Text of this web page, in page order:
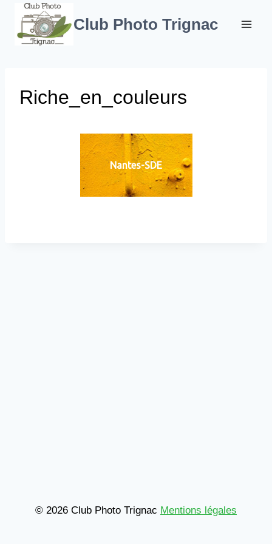
contenu
Club Photo Trignac
Riche_en_couleurs
Nantes-SDE
© 2026 Club Photo Trignac Mentions légales